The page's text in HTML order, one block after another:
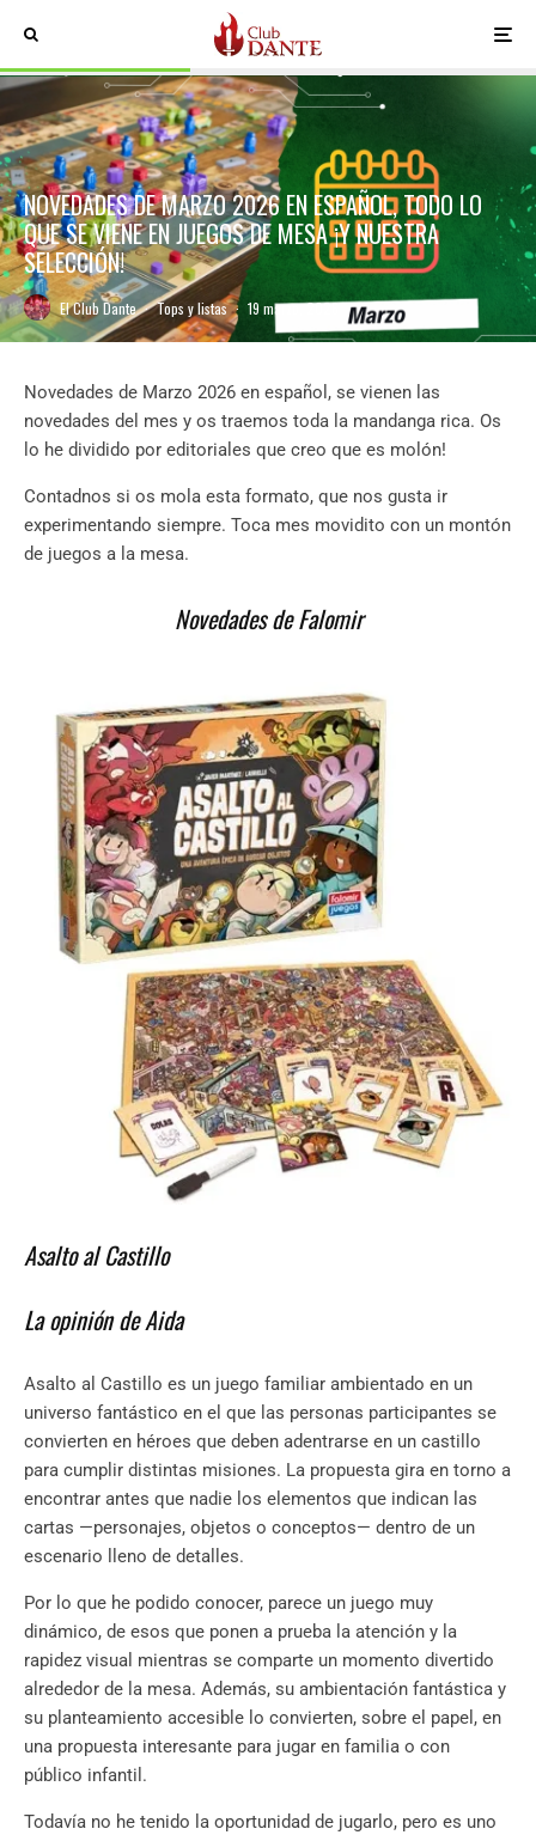
NOVEDADES DE MARZO 2026 EN ESPAÑOL, TODO LO
QUE SE VIENE EN JUEGOS DE MESA ¡Y NUESTRA
SELECCIÓN!
El Club Dante · Tops y listas · 19 marzo, 2026
Novedades de Marzo 2026 en español, se vienen las
novedades del mes y os traemos toda la mandanga rica. Os
lo he dividido por editoriales que creo que es molón!
Contadnos si os mola esta formato, que nos gusta ir
experimentando siempre. Toca mes movidito con un montón
de juegos a la mesa.
Novedades de Falomir
Asalto al Castillo
La opinión de Aida
Asalto al Castillo es un juego familiar ambientado en un
universo fantástico en el que las personas participantes se
convierten en héroes que deben adentrarse en un castillo
para cumplir distintas misiones. La propuesta gira en torno a
encontrar antes que nadie los elementos que indican las
cartas —personajes, objetos o conceptos— dentro de un
escenario lleno de detalles.
Por lo que he podido conocer, parece un juego muy
dinámico, de esos que ponen a prueba la atención y la
rapidez visual mientras se comparte un momento divertido
alrededor de la mesa. Además, su ambientación fantástica y
su planteamiento accesible lo convierten, sobre el papel, en
una propuesta interesante para jugar en familia o con
público infantil.
Todavía no he tenido la oportunidad de jugarlo, pero es uno